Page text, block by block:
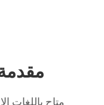
متاح باللغات